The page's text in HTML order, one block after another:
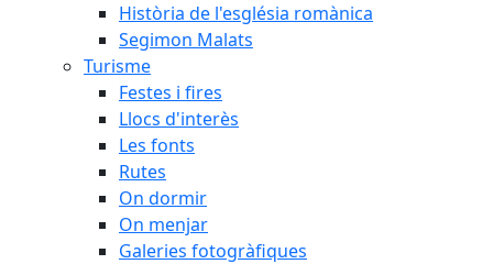
Història de l'església romànica
Segimon Malats
Turisme
Festes i fires
Llocs d'interès
Les fonts
Rutes
On dormir
On menjar
Galeries fotogràfiques